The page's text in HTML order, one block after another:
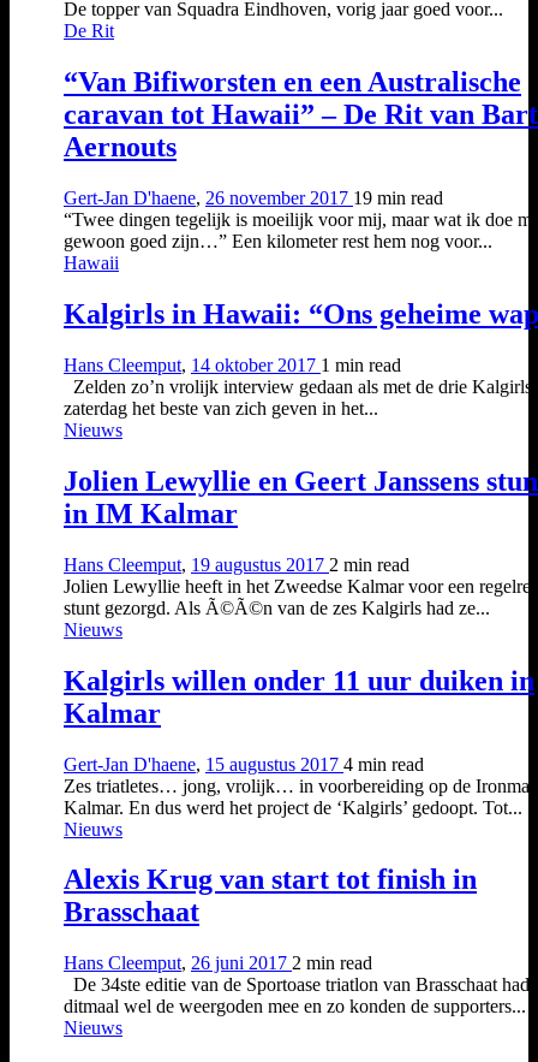
De topper van Squadra Eindhoven, vorig jaar goed voor...
De Rit
“Van Bifiworsten en een Australische
caravan tot Hawaii” – De Rit van Bart
Aernouts
Gert-Jan D'haene, 26 november 2017 19 min read
“Twee dingen tegelijk is moeilijk voor mij, maar wat ik doe
gewoon goed zijn…” Een kilometer rest hem nog voor...
Hawaii
Kalgirls in Hawaii: “Ons geheime
Hans Cleemput, 14 oktober 2017 1 min read
Zelden zo’n vrolijk interview gedaan als met de drie Kalgirls
zaterdag het beste van zich geven in het...
Nieuws
Jolien Lewyllie en Geert Janssens
in IM Kalmar
Hans Cleemput, 19 augustus 2017 2 min read
Jolien Lewyllie heeft in het Zweedse Kalmar voor een
stunt gezorgd. Als Ã©Ã©n van de zes Kalgirls had ze...
Nieuws
Kalgirls willen onder 11 uur duiken in
Kalmar
Gert-Jan D'haene, 15 augustus 2017 4 min read
Zes triatletes… jong, vrolijk… in voorbereiding op de
Kalmar. En dus werd het project de ‘Kalgirls’ gedoopt. Tot...
Nieuws
Alexis Krug van start tot finish in
Brasschaat
Hans Cleemput, 26 juni 2017 2 min read
De 34ste editie van de Sportoase triatlon van Brasschaat had
ditmaal wel de weergoden mee en zo konden de supporters...
Nieuws